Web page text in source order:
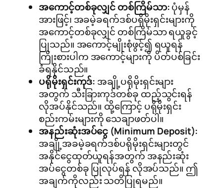
အကောင့်တစ်ခုလျှင် တစ်ကြိမ်သာ:ပုံမှန်
အားဖြင့်၊ အခမဲ့ခရက်ဒစ်ပရိုမိုးရှင်းများကို
အကောင့်တစ်ခုလျှင် တစ်ကြိမ်သာ ရယူခွင့်
ပြုသည်။ အကောင့်မျိုးစုံဖွင့်၍ ရယူရန်
ကြိုးစားပါက အကောင့်များကို ပိတ်ပစ်ခြင်း
ခံရနိုင်သည်။
ပရိုမိုးရှင်းကုဒ်: အချို့ပရိုမိုးရှင်းများ
အတွက် သီးခြားကုဒ်တစ်ခု ထည့်သွင်းရန်
လိုအပ်နိုင်သည်။ ထို့ကြောင့် ပရိုမိုးရှင်း
စည်းကမ်းများကို သေချာဖတ်ပါ။
အနည်းဆုံးအပ်ငွေ (Minimum Deposit):
အချို့အခမဲ့ခရက်ဒစ်ပရိုမိုးရှင်းများတွင်
အနိုင်ငွေထုတ်ယူရန်အတွက် အနည်းဆုံး
အပ်ငွေတစ်ခု ပြုလုပ်ရန် လိုအပ်သည်။ ဤ
အချက်ကိုလည်း သတိပြုရမည်။